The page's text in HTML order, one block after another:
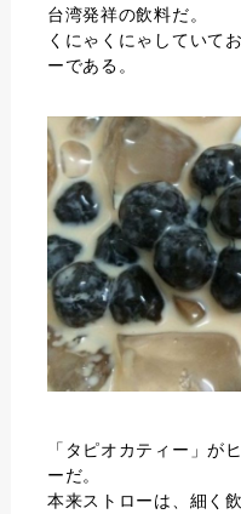
台湾発祥の飲料だ。
くにゃくにゃしていて
ーである。
「タピオカティー」が
ーだ。
本来ストローは、細く